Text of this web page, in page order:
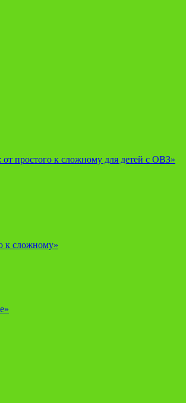
простого к сложному для детей с ОВЗ»
к сложному»